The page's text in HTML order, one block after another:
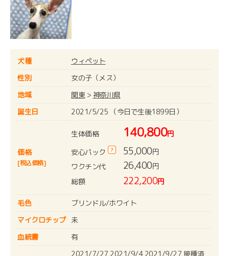
犬種
ウィペット
性別
女の子（メス）
地域
関東> 神奈川県
誕生日
2021/5/25 （今日で生後1899日）
価格
[税込価格]
生体価格 140,800円
安心パック
? 55,000円
ワクチン代
26,400円
総額
222,200円
毛色
ブリンドル/ホワイト
マイクロチップ
未
血統書
有
2021/7/27 2021/9/4 2021/9/27 接種済